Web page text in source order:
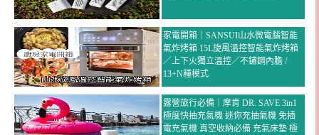
家電開箱｜SANSUI山水微電腦智能
氣炸烤箱 15L旋風溫控智能氣炸烤箱
／上下火獨立溫控／不鏽鋼內膽 /
13+N種模式
露營旅行必備｜摩肯 DR. SAVE 3in1
極度快抽充氣機 迷你充抽氣機 免插
電充氣機 真空收納必備 充氣床墊 極